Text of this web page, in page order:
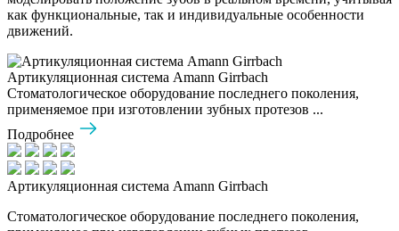
как функциональные, так и индивидуальные особенности
движений.
Артикуляционная система Amann Girrbach
Стоматологическое оборудование последнего поколения,
применяемое при изготовлении зубных протезов ...
Подробнее
Артикуляционная система Amann Girrbach
Стоматологическое оборудование последнего поколения,